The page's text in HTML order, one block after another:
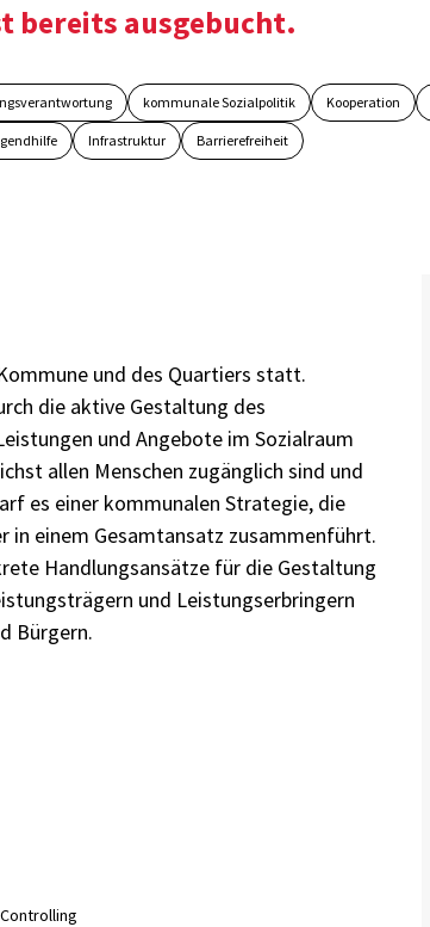
bereits ausgebucht.
kommunale Sozialpolitik Kooperation
Infrastruktur Barrierefreiheit
und des Quartiers statt.
die aktive Gestaltung des
und Angebote im Sozialraum
allen Menschen zugänglich sind und
es einer kommunalen Strategie, die
in einem Gesamtansatz zusammenführt.
Handlungsansätze für die Gestaltung
und Leistungserbringern
Bürgern.